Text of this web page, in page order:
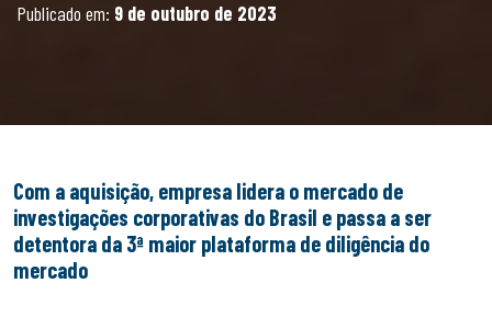
Publicado em: 9 de outubro de 2023
Com a aquisição, empresa lidera o mercado de
investigações corporativas do Brasil e passa a ser
detentora da 3ª maior plataforma de diligência do
mercado